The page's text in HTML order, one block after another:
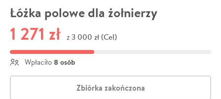
Łóżka polowe dla żołnierzy
1 271 zł z 3 000 zł (Cel)
Wpłaciło 8 osób
Zbiórka zakończona